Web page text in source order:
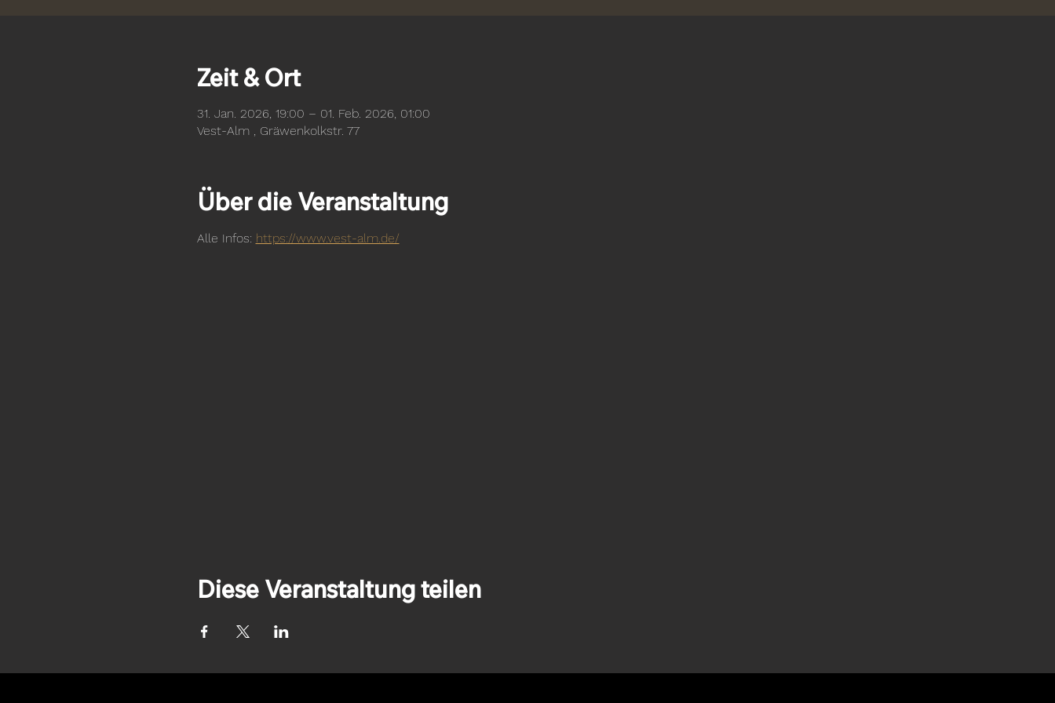
Zeit & Ort
31. Jan. 2026, 19:00 – 01. Feb. 2026, 01:00
Vest-Alm , Gräwenkolkstr. 77
Über die Veranstaltung
Alle Infos: https://www.vest-alm.de/
Diese Veranstaltung teilen